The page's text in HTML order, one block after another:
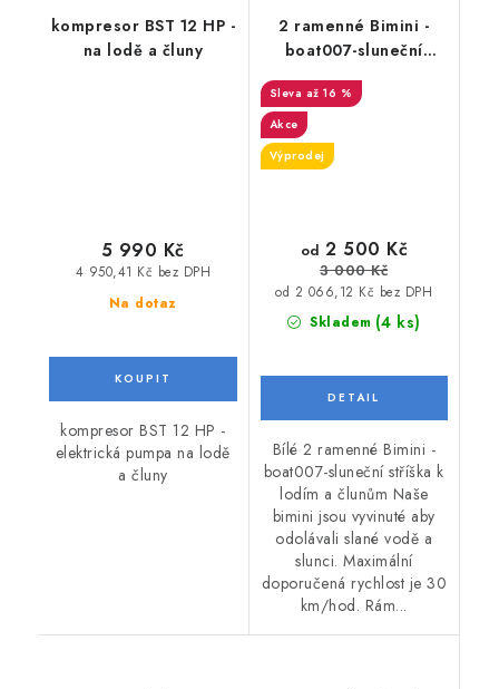
kompresor BST 12 HP -
na lodě a čluny
Na dotaz
4 950,41 Kč bez DPH
5 990 Kč
kompresor BST 12 HP -
elektrická pumpa na lodě
a čluny
2 ramenné Bimini -
boat007-sluneční
člunům
až 16 %
Akce
Výprodej
Skladem (4 ks)
od 2 066,12 Kč bez DPH
od 2 500 Kč
3 000 Kč
Bílé 2 ramenné Bimini -
boat007-sluneční stříška k
lodím a člunům Naše
bimini jsou vyvinuté aby
odolávali slané vodě a
slunci. Maximální
doporučená rychlost je 30
km/hod. Rám...